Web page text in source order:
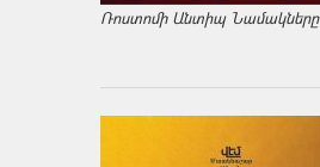
Ռոստոմի Անտիպ Նամակները